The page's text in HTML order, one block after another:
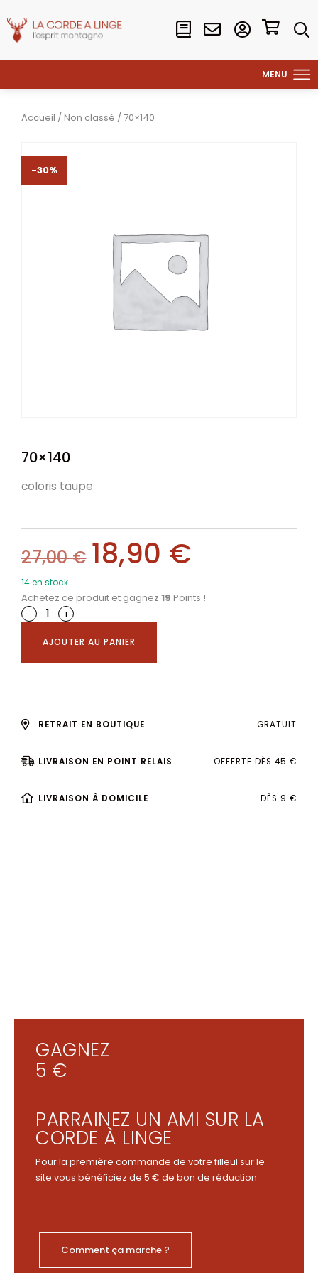
Accueil / Non classé / 70×140
-30%
70×140
coloris taupe
27,00€ 18,90 €
14 en stock
Achetez ce produit et gagnez 19 Points !
-
+
AJOUTER AU PANIER
RETRAIT EN BOUTIQUE GRATUIT
LIVRAISON EN POINT RELAIS OFFERTE DÈS 45 €
LIVRAISON À DOMICILE DÈS 9 €
GAGNEZ
5 €
PARRAINEZ UN AMI SUR LA
CORDE À LINGE
Pour la première commande de votre filleul sur le
site vous bénéficiez de 5 € de bon de réduction
Comment ça marche ?